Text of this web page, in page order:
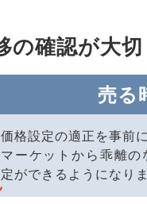
の確認が大
売る
価格設定の適正を事前
マーケットから乖離
定ができるようになり